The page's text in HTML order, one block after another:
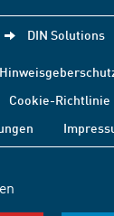
DIN Solutions
Cookie-Richtlinie